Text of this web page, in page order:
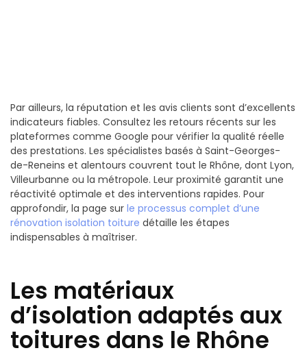
Par ailleurs, la réputation et les avis clients sont d’excellents
indicateurs fiables. Consultez les retours récents sur les
plateformes comme Google pour vérifier la qualité réelle
des prestations. Les spécialistes basés à Saint-Georges-
de-Reneins et alentours couvrent tout le Rhône, dont Lyon,
Villeurbanne ou la métropole. Leur proximité garantit une
réactivité optimale et des interventions rapides. Pour
approfondir, la page sur le processus complet d’une
rénovation isolation toiture détaille les étapes
indispensables à maîtriser.
Les matériaux
d’isolation adaptés aux
toitures dans le Rhône